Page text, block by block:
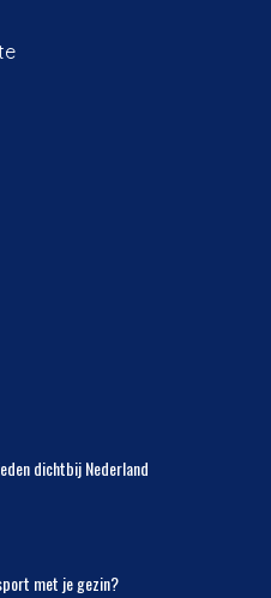
dichtbij Nederland
met je gezin?